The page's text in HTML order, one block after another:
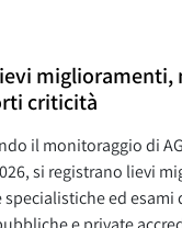
miglioramenti,
criticità
il monitoraggio di
si registrano lievi
specialistiche ed